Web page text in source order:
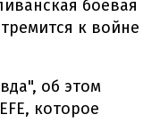
боевая
к войне
об этом
которое